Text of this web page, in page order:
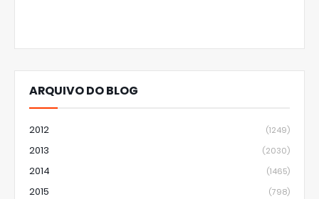
ARQUIVO DO BLOG
2012 (1249)
2013 (2030)
2014 (1465)
2015 (798)